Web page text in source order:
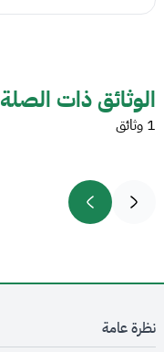
الوثائق ذات الصلة
1 وثائق
نظرة عامة